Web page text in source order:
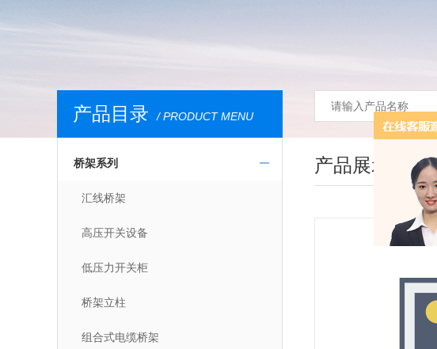
产品目录 / PRODUCT MENU
桥架系列
汇线桥架
高压开关设备
低压力开关柜
桥架立柱
组合式电缆桥架
产品展示